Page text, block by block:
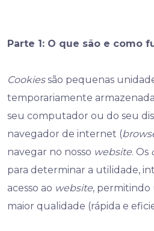
Parte 1: O que são e como
Cookiessão pequenas
temporariamente
seu computador ou do seu
navegador de internet (
navegar no nosso website. Os
para determinar a utilidade,
acesso ao website, permitindo
maior qualidade (rápida e